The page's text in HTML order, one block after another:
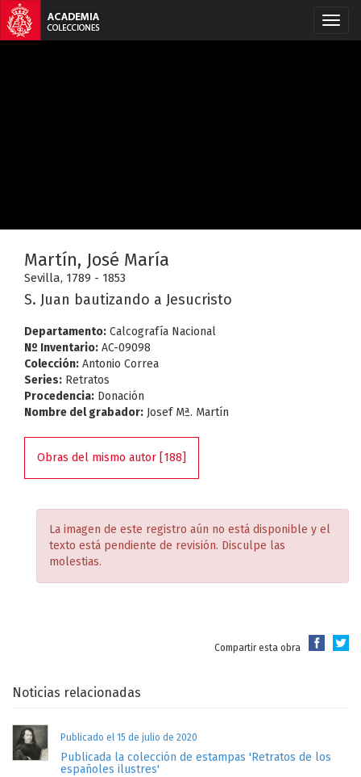
Martín, José María
Sevilla, 1789 - 1853
S. Juan bautizando a Jesucristo
Departamento: Calcografía Nacional
Nº Inventario: AC-09098
Colección: Antonio Correa
Series: Retratos
Procedencia: Donación
Nombre del grabador: Josef Mª. Martín
Obras del mismo autor [188]
La imagen de este registro aún no está disponible y el
texto está pendiente de revisión. Disculpe las
molestias.
Compartir esta obra
Noticias relacionadas
Publicado el 15 de julio de 2020
Publicada la colección de estampas 'Retratos de los
españoles ilustres'